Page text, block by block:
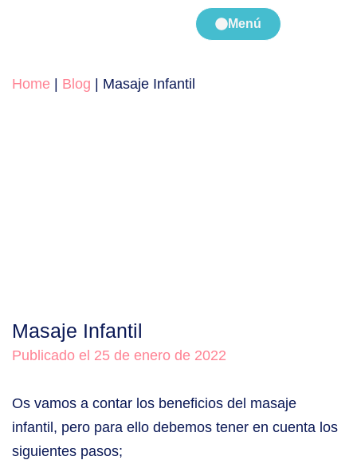
Menú
Home Blog Masaje Infantil
Masaje Infantil
Publicado el 25 de enero de 2022
Os vamos a contar los beneficios del masaje
infantil, pero para ello debemos tener en cuenta los
siguientes pasos;